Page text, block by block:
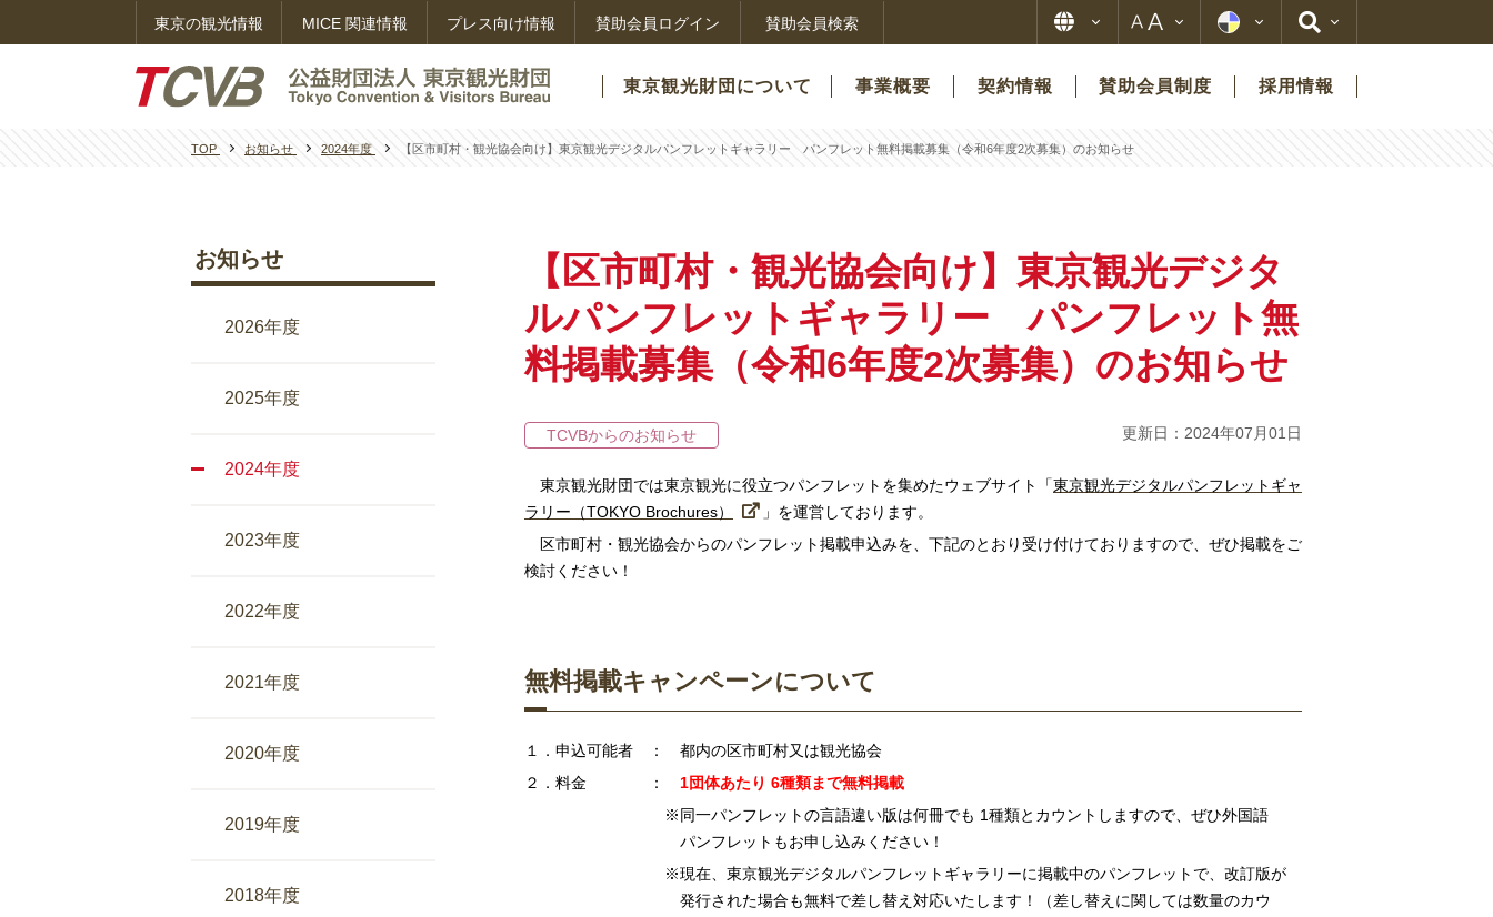
東京の観光情報 MICE 関連情報 プレス向け情報 賛助会員ログイン 賛助会員検索
東京観光財団について 事業概要 契約情報 賛助会員制度 採用情報
TOP お知らせ 2024年度 【区市町村・観光協会向け】東京観光デジタルパンフレットギャラリー パンフレット無料掲載募集（令和6年度2次募集）のお知らせ
【区市町村・観光協会向け】東京観光デジタ
ルパンフレットギャラリー パンフレット無
料掲載募集（令和6年度2次募集）のお知らせ
TCVBからのお知らせ 更新日：2024年07月01日
東京観光財団では東京観光に役立つパンフレットを集めたウェブサイト「東京観光デジタルパンフレットギャ
ラリー（TOKYO Brochures）
」を運営しております。
区市町村・観光協会からのパンフレット掲載申込みを、下記のとおり受け付けておりますので、ぜひ掲載をご
検討ください！
無料掲載キャンペーンについて
１ ．申込可能者 ： 都内の区市町村又は観光協会
２． 料金 ： 1団体あたり 6種類まで無料掲載
※同一パンフレットの言語違い版は何冊でも 1種類とカウントしますので、ぜひ外国語
パンフレット もお申し込みください！
※現在、東京観光デジタルパンフレットギャラリーに掲載中のパンフレットで、改訂版が
発行された場合も無料で差し替え対応いたします！（差し替えに関しては数量のカウ
お知らせ
2026年度
2025年度
2024年度
2023年度
2022年度
2021年度
2020年度
2019年度
2018年度